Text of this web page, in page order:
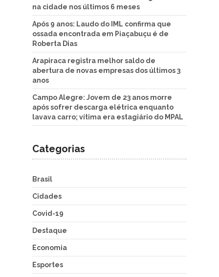
na cidade nos últimos 6 meses
Após 9 anos: Laudo do IML confirma que
ossada encontrada em Piaçabuçu é de
Roberta Dias
Arapiraca registra melhor saldo de
abertura de novas empresas dos últimos 3
anos
Campo Alegre: Jovem de 23 anos morre
após sofrer descarga elétrica enquanto
lavava carro; vítima era estagiário do MPAL
Categorias
Brasil
Cidades
Covid-19
Destaque
Economia
Esportes